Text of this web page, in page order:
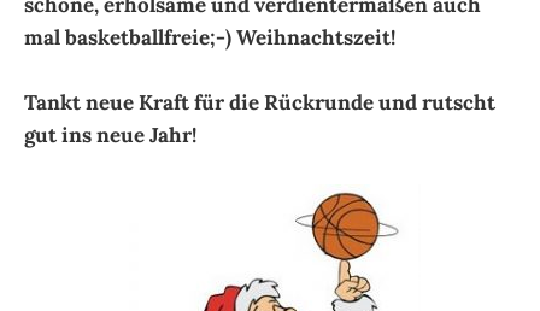
mal basketballfreie;-) Weihnachtszeit!
Tankt neue Kraft für die Rückrunde und rutscht
gut ins neue Jahr!